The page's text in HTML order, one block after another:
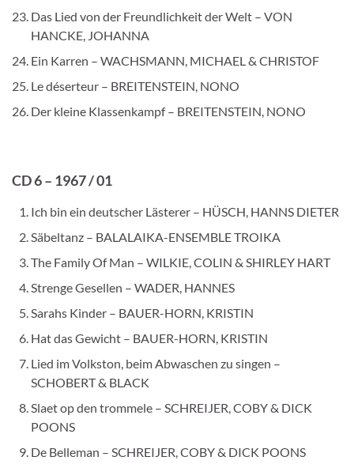
Das Lied von der Freundlichkeit der Welt – VON
HANCKE, JOHANNA
Ein Karren – WACHSMANN, MICHAEL & CHRISTOF
Le déserteur – BREITENSTEIN, NONO
Der kleine Klassenkampf – BREITENSTEIN, NONO
CD 6 – 1967 / 01
Ich bin ein deutscher Lästerer – HÜSCH, HANNS DIETER
Säbeltanz – BALALAIKA-ENSEMBLE TROIKA
The Family Of Man – WILKIE, COLIN & SHIRLEY HART
Strenge Gesellen – WADER, HANNES
Sarahs Kinder – BAUER-HORN, KRISTIN
Hat das Gewicht – BAUER-HORN, KRISTIN
Lied im Volkston, beim Abwaschen zu singen –
SCHOBERT & BLACK
Slaet op den trommele – SCHREIJER, COBY & DICK
POONS
De Belleman – SCHREIJER, COBY & DICK POONS